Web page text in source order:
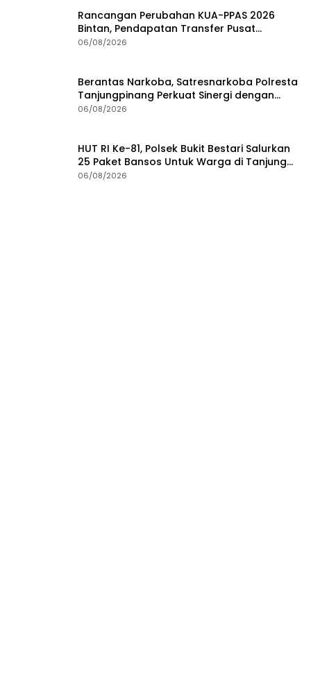
Rancangan Perubahan KUA-PPAS 2026
Bintan, Pendapatan Transfer Pusat
Diproyeksi Naik Rp1,41 Miliar
06/08/2026
Berantas Narkoba, Satresnarkoba Polresta
Tanjungpinang Perkuat Sinergi dengan
Jasa Ekspedisi
06/08/2026
HUT RI Ke-81, Polsek Bukit Bestari Salurkan
25 Paket Bansos Untuk Warga di Tanjung
Unggat
06/08/2026